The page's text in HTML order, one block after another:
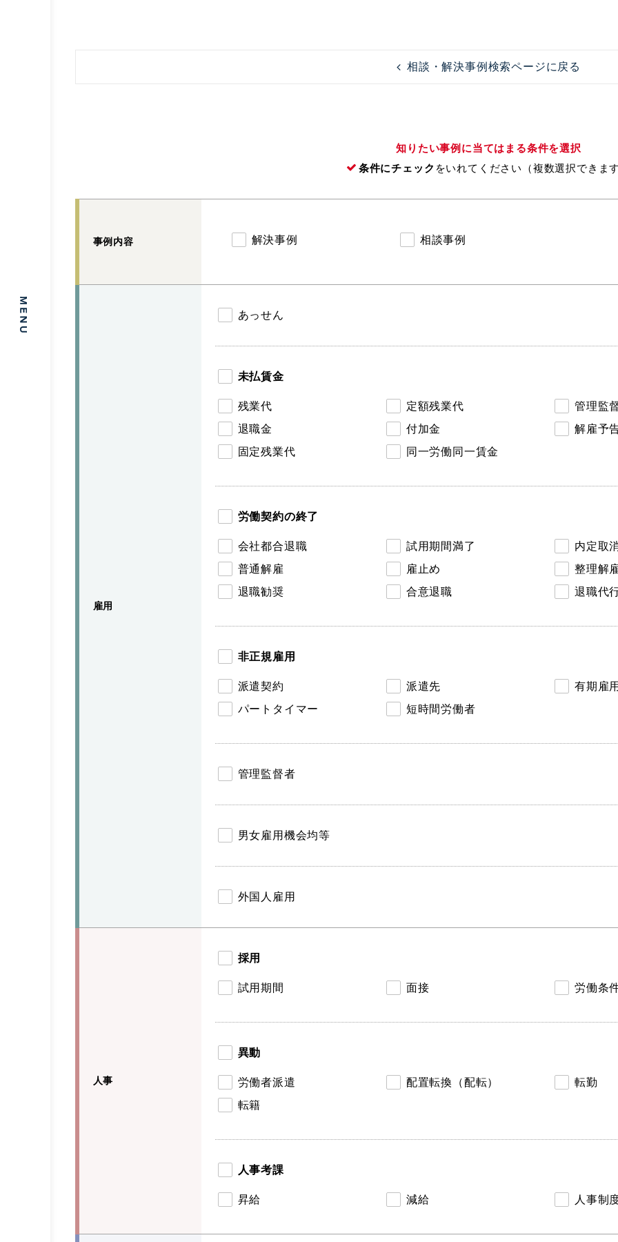
相談・解決事例検索ページに戻る
知りたい事例に当てはまる条件を選択
条件にチェック をいれてください（複数選択できま
事例内容 解決事例 相談事例
雇用
あっせん
未払賃金
残業代 定額残業代
管理監
退職金
付加金
解雇予
固定残業代
同一労働同一賃金
労働契約の終了
会社都合退職 試用期間満了
内定取
普通解雇
雇止め
整理解
退職勧奨
合意退職 退職代
非正規雇用
派遣契約 派遣先
有期雇
パートタイマー
短時間労働者
管理監督者
男女雇用機会均等
外国人雇用
人事
採用
試用期間 面接 労働条
異動
労働者派遣 配置転換（配転）
転勤
転籍
人事考課
昇給 減給 人事制